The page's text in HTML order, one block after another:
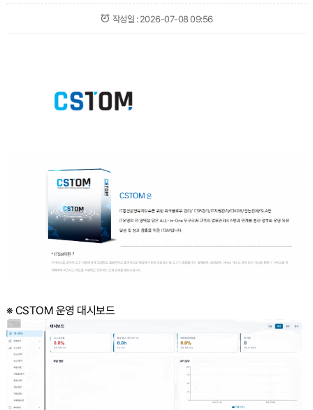
작성일 : 2026-07-08 09:56
※ CSTOM 운영 대시보드